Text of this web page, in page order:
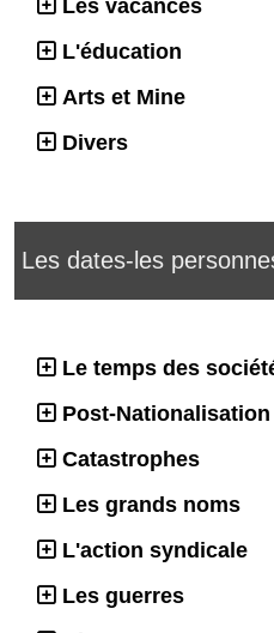
Les vacances
L'éducation
Arts et Mine
Divers
Les dates-les
Le temps des
Post-Nationalisation
Catastrophes
Les grands noms
L'action syndicale
Les guerres